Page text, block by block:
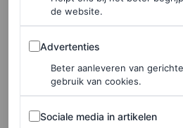
Loose-fit jeans, € 129,95
HIER TE KOOP
de website.
Advertenties
Advertenties
Beter aanleveren van
gebruik van cookies.
Sociale media in artikelen
Sociale media in artikelen